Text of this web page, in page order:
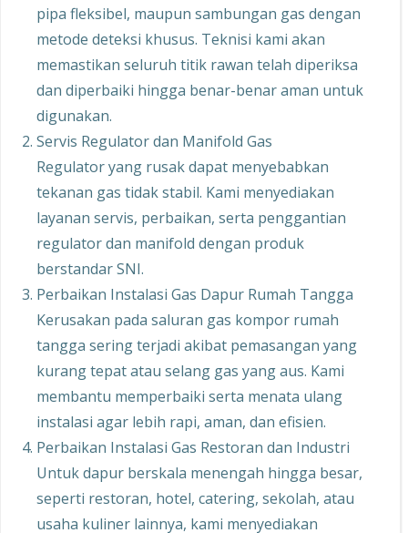
pipa fleksibel, maupun sambungan gas dengan
metode deteksi khusus. Teknisi kami akan
memastikan seluruh titik rawan telah diperiksa
dan diperbaiki hingga benar-benar aman untuk
digunakan.
Servis Regulator dan Manifold Gas
Regulator yang rusak dapat menyebabkan
tekanan gas tidak stabil. Kami menyediakan
layanan servis, perbaikan, serta penggantian
regulator dan manifold dengan produk
berstandar SNI.
Perbaikan Instalasi Gas Dapur Rumah Tangga
Kerusakan pada saluran gas kompor rumah
tangga sering terjadi akibat pemasangan yang
kurang tepat atau selang gas yang aus. Kami
membantu memperbaiki serta menata ulang
instalasi agar lebih rapi, aman, dan efisien.
Perbaikan Instalasi Gas Restoran dan Industri
Untuk dapur berskala menengah hingga besar,
seperti restoran, hotel, catering, sekolah, atau
usaha kuliner lainnya, kami menyediakan